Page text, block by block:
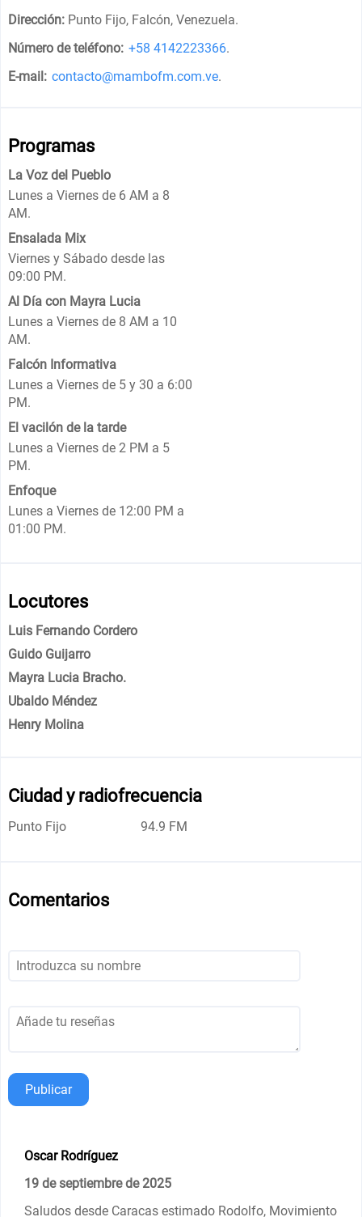
Dirección: Punto Fijo, Falcón, Venezuela.
Número de teléfono: +58 4142223366.
E-mail: contacto@mambofm.com.ve.
Programas
La Voz del Pueblo
Lunes a Viernes de 6 AM a 8
AM.
Ensalada Mix
Viernes y Sábado desde las
09:00 PM.
Al Día con Mayra Lucia
Lunes a Viernes de 8 AM a 10
AM.
Falcón Informativa
Lunes a Viernes de 5 y 30 a 6:00
PM.
El vacilón de la tarde
Lunes a Viernes de 2 PM a 5
PM.
Enfoque
Lunes a Viernes de 12:00 PM a
01:00 PM.
Locutores
Luis Fernando Cordero
Guido Guijarro
Mayra Lucia Bracho.
Ubaldo Méndez
Henry Molina
Ciudad y radiofrecuencia
Punto Fijo 94.9 FM
Comentarios
Publicar
Oscar Rodríguez
19 de septiembre de 2025
Saludos desde Caracas estimado Rodolfo, Movimiento